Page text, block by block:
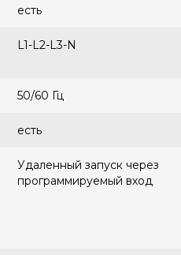
есть
L1-L2-L3-N
50/60 Гц
есть
Удаленный запуск через
программируемый вход